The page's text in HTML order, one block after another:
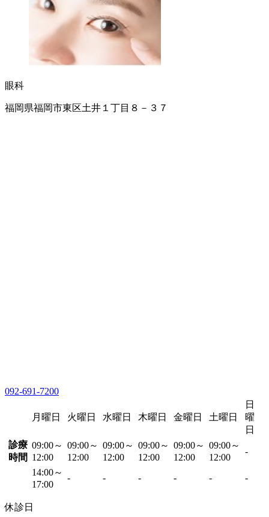
眼科
福岡県福岡市東区土井１丁目８－３７
092-691-7200
月曜日 火曜日 水曜日 木曜日 金曜日 土曜日
日
曜
日
診療
時間
09:00～
12:00
09:00～
12:00
09:00～
12:00
09:00～
12:00
09:00～
12:00
09:00～
12:00
-
14:00～
17:00
- - - - - -
休診日